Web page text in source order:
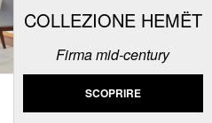
COLLEZIONE HEMËT
Firma mid-century
SCOPRIRE